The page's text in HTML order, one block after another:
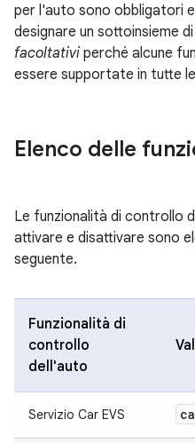
per l'auto sono obbligatori
designare un sottoinsieme
facoltativi perché alcune
essere supportate in tutte
Elenco delle
Le funzionalità di controllo
attivare e disattivare sono
seguente.
Funzionalità di
controllo
dell'auto
Servizio Car EVS